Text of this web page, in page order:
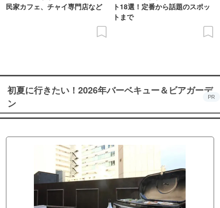
民家カフェ、チャイ専門店など
ト18選！定番から話題のスポッ
トまで
初夏に行きたい！2026年バーベキュー＆ビアガーデ
ン
PR